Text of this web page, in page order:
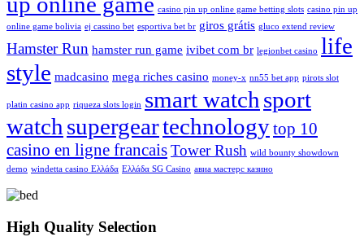
casino pin up online game betting slots casino pin up
online game bolivia ej cassino bet esportiva bet br giros grátis gluco extend review
Hamster Run hamster run game ivibet com br legionbet casino life
style madcasino mega riches casino money-x nn55 bet app pirots slot
platin casino app riqueza slots login smart watch sport
watch supergeartechnologytop 10
casino en ligne francaisTower Rush wild bounty showdown
demo windetta casino Ελλάδα Ελλάδα SG Casino авиа мастерс казино
High Quality Selection